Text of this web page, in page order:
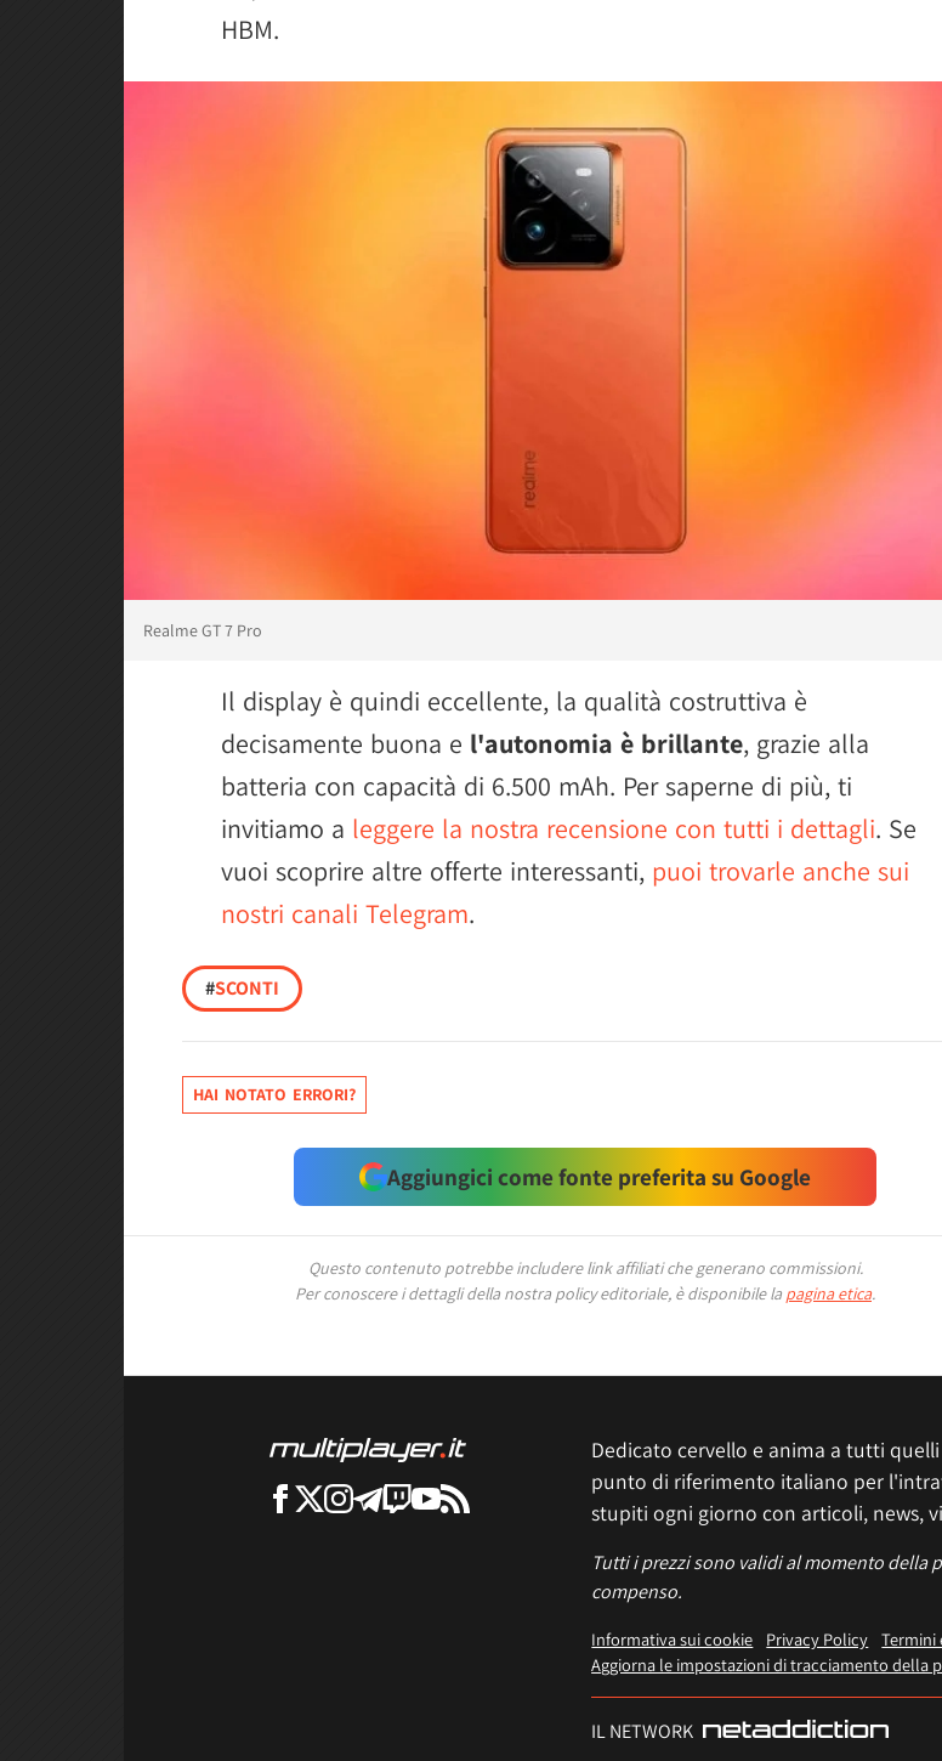
HBM.
Realme GT 7 Pro
Il display è quindi eccellente, la qualità costruttiva è
decisamente buona e l'autonomia è brillante, grazie alla
batteria con capacità di 6.500 mAh. Per saperne di più, ti
invitiamo a leggere la nostra recensione con tutti i dettagli. Se
vuoi scoprire altre offerte interessanti, puoi trovarle anche sui
nostri canali Telegram.
#SCONTI
HAI NOTATO ERRORI?
Aggiungici come fonte preferita su Google
Questo contenuto potrebbe includere link affiliati che generano commissioni.
Per conoscere i dettagli della nostra policy editoriale, è disponibile la pagina etica.
Dedicato cervello e anima a tutti
punto di riferimento italiano per
stupiti ogni giorno con articoli, news,
Tutti i prezzi sono validi al momento della
compenso.
Informativa sui cookie Privacy Policy Termini
Aggiorna le impostazioni di tracciamento della
IL NETWORK